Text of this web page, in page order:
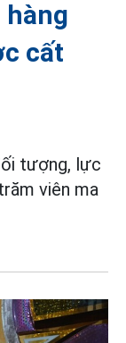
cất
tượng, lực
viên ma